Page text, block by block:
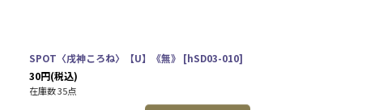
SPOT〈戌神ころね〉【U】《無》 [hSD03-010]
30円(税込)
在庫数 35点